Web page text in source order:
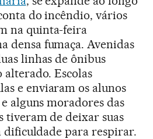
do incêndio, vários
na quinta-feira
densa fumaça. Avenidas
linhas de ônibus
Escolas
e enviaram os alunos
alguns moradores das
tiveram de deixar suas
dificuldade para respirar.